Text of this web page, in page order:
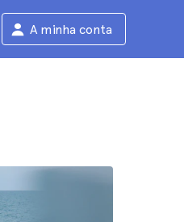
A minha conta